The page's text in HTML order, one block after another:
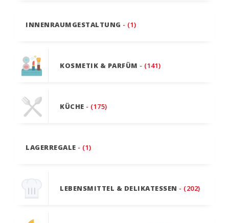
INNENRAUMGESTALTUNG - (1)
KOSMETIK & PARFÜM - (141)
KÜCHE - (175)
LAGERREGALE - (1)
LEBENSMITTEL & DELIKATESSEN - (202)